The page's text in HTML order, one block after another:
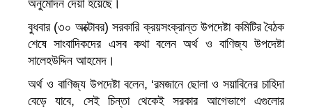
অনুমোদন দেয়া হয়েছে।
বুধবার (৩০ অক্টোবর) সরকারি ক্রয়সংক্রান্ত উপদেষ্টা কমিটির বৈঠক
শেষে সাংবাদিকদের এসব কথা বলেন অর্থ ও বাণিজ্য উপদেষ্টা
সালেহউদ্দিন আহমেদ।
অর্থ ও বাণিজ্য উপদেষ্টা বলেন, ‘রমজানে ছোলা ও সয়াবিনের চাহিদা
বেড়ে যাবে, সেই চিন্তা থেকেই সরকার আগেভাগে এগুলোর